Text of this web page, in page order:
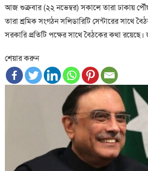
আজ শুক্রবার (২২ নভেম্বর) সকালে তারা ঢাকায়
তারা শ্রমিক সংগঠন সলিডারিটি সেন্টারের সাথে
সরকারি প্রতিটি পক্ষের সাথে বৈঠকের কথা
শেয়ার করুন